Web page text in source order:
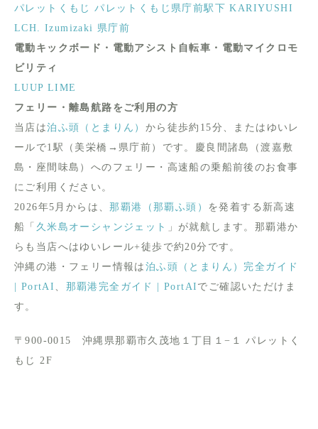
パレットくもじ
パレットくもじ県庁前駅下 KARIYUSHI
LCH. Izumizaki 県庁前
電動キックボード・電動アシスト自転車・電動マイクロモ
ビリティ
LUUP LIME
フェリー・離島航路をご利用の方
当店は泊ふ頭（とまりん） から徒歩約15分、またはゆいレ
ールで1駅（美栄橋→県庁前）です。慶良間諸島（渡嘉敷
島・座間味島）へのフェリー・高速船の乗船前後のお食事
にご利用ください。
2026年5月からは、那覇港（那覇ふ頭） を発着する新高速
船「 久米島オーシャンジェット
」が就航します。那覇港か
らも当店へはゆいレール+徒歩で約20分です。
沖縄の港・フェリー情報は 泊ふ頭（とまりん）完全ガイド
| PortAI
那覇港完全ガイド | PortAI でご確認いただけま
す。
〒900-0015 沖縄県那覇市久茂地１丁目１−１ パレットく
もじ 2F